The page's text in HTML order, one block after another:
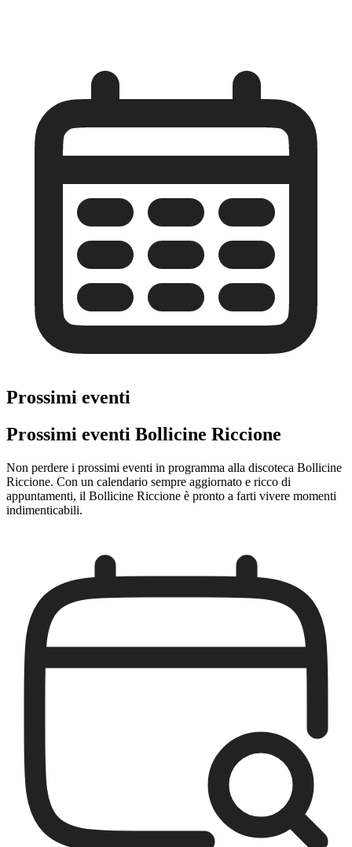
Prossimi eventi
Prossimi eventi Bollicine Riccione
Non perdere i prossimi eventi in programma alla discoteca Bollicine
Riccione. Con un calendario sempre aggiornato e ricco di
appuntamenti, il Bollicine Riccione è pronto a farti vivere momenti
indimenticabili.